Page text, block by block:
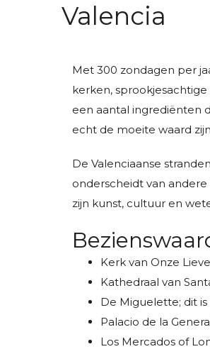
Valencia
Met 300 zondagen per
kerken,
een aantal ingrediënten
echt de moeite waard
De Valenciaanse
onderscheidt van
zijn kunst, cultuur en
Kerk van Onze
Kathedraal van
De Miguelette; dit
Palacio de la
Los Mercados of